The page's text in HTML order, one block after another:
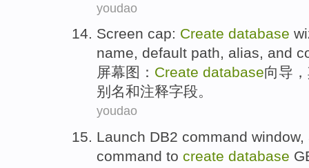
youdao
Screen cap: Create database
name, default path, alias, and
屏幕图 ： Create database向导
别名和注释字段。
youdao
Launch DB2 command window,
command to create database